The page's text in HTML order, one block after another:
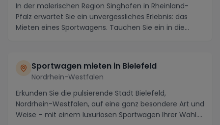
In der malerischen Region Singhofen in Rheinland-
Pfalz erwartet Sie ein unvergessliches Erlebnis: das
Mieten eines Sportwagens. Tauchen Sie ein in die...
Sportwagen mieten in Bielefeld
Nordrhein-Westfalen
Erkunden Sie die pulsierende Stadt Bielefeld,
Nordrhein-Westfalen, auf eine ganz besondere Art und
Weise – mit einem luxuriösen Sportwagen Ihrer Wahl....